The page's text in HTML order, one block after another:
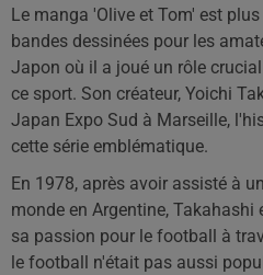
Le manga 'Olive et Tom' est
bandes dessinées pour les
Japon où il a joué un rôle
ce sport. Son créateur, Yoichi
Japan Expo Sud à Marseille,
cette série emblématique.
En 1978, après avoir assisté à
monde en Argentine,
sa passion pour le football à
le football n'était pas aussi